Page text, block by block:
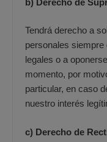
Tendrá derecho a
personales
legales o a
momento, por
particular, en caso
nuestro interés
c) Derecho de